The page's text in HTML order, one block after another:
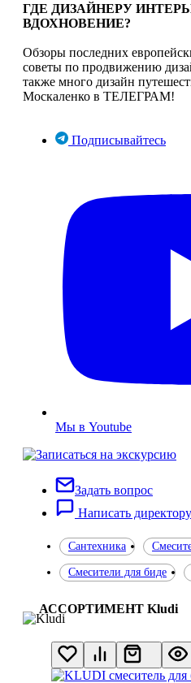
ГДЕ ДИЗАЙНЕРУ
ВДОХНОВЕНИЕ?
Обзоры последних
советы по продвижению
также много дизайн
Москаленко в ТЕЛЕГРАМ!
Подписывайтесь
Мы в Youtube
Задать вопрос
Написать директору
Сантехника
Смесители для биде
АССОРТИМЕНТ Kludi